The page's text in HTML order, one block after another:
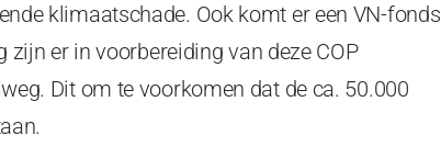
klimaatschade. Ook komt er een VN-fonds
er in voorbereiding van deze COP
Dit om te voorkomen dat de ca. 50.000